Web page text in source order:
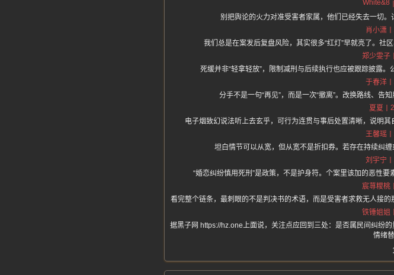
White&8
别把舆论的火力对准受害者家属，他们已经失去一切
肖小潇
我们总是在案发后复盘风险，其实很多“红灯”早就亮了。社
郑少雯子
死缓并非“轻拿轻放”，限制减刑与后续执行也应被跟踪披露
于春洋
分手不是一句“再见”，而是一次“撤离”。改换路线、告
夏夏
电子烟致幻说法听上去玄乎，可行为连贯与事后处置清晰，说明
王馨瑶
坦白情节可以从宽，但从宽不是折扣券。若存在持续纠
刘宇宁
“婚恋纠纷慎用死刑”是政策，不是护身符。个案里该加的恶性
宸荨糭桃
看完整个链条，最刺眼的不是判决书的术语，而是受害者求救无人接
铁锤姐姐
据黑子网 https://hz.one上面说，关注点应回到三处：是否属民间纠纷
情绪